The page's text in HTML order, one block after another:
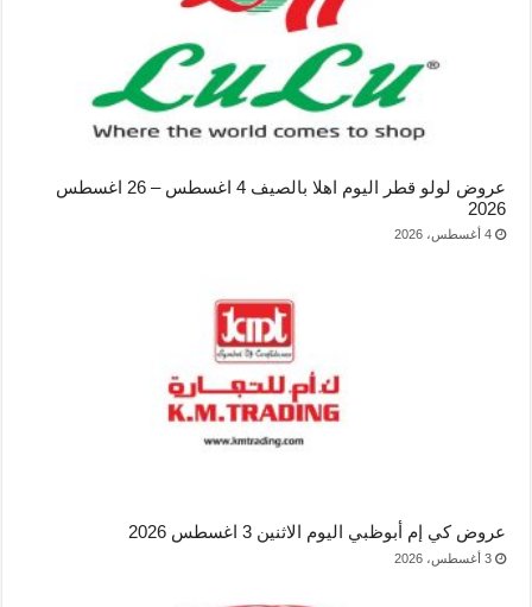
عروض لولو قطر اليوم اهلا بالصيف 4 اغسطس – 26 اغسطس
2026
4 أغسطس، 2026
عروض كي إم أبوظبي اليوم الاثنين 3 اغسطس 2026
3 أغسطس، 2026